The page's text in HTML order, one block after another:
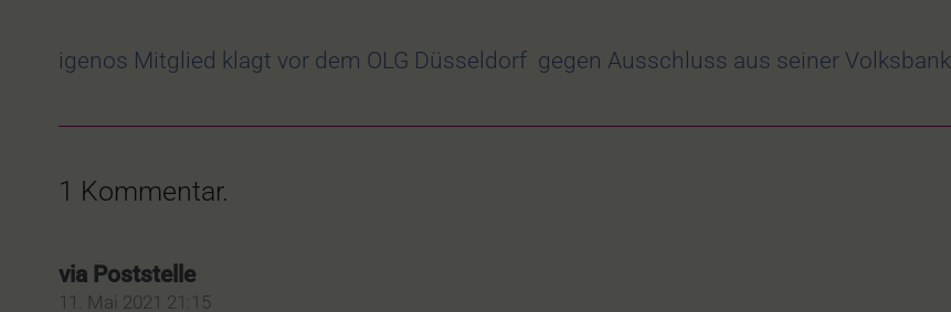
igenos Mitglied klagt vor dem OLG Düsseldorf gegen Ausschluss aus seiner Volksbank
1 Kommentar.
via Poststelle
11. Mai 2021 21:15